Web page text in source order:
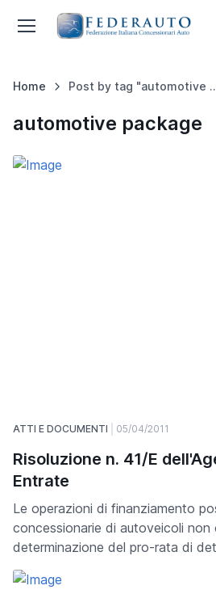
Home Post by tag
automotive package
ATTI E DOCUMENTI 05/04/2011
Risoluzione n. 41/E
Entrate
Le operazioni di finanziamento
concessionarie di autoveicoli non
determinazione del pro-rata di